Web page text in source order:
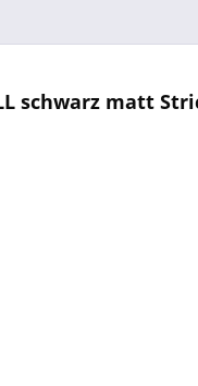
schwarz matt